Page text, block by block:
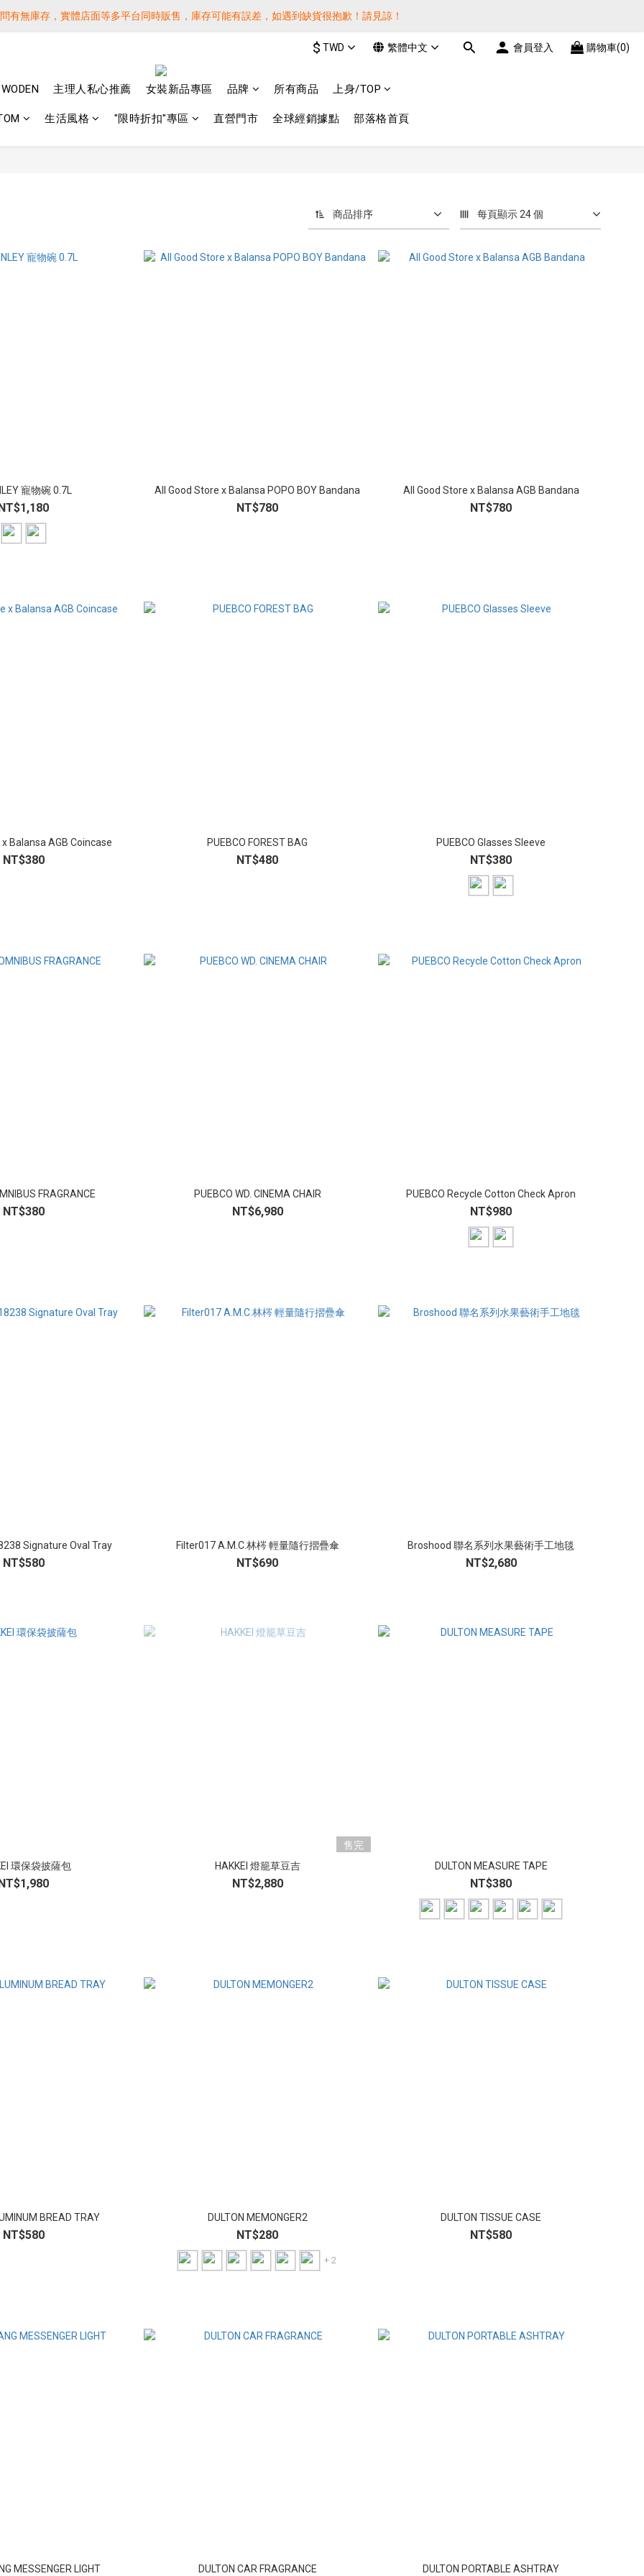
有無庫存，實體店面等多平台同時販售，庫存可能有誤差，如遇到缺貨很抱歉！請見諒！
有無庫存，實體店面等多平台同時販售，庫存可能有誤差，如遇到缺貨很抱歉！請見諒！
有無庫存，實體店面等多平台同時販售，庫存可能有誤差，如遇到缺貨很抱歉！請見諒！
$ TWD 繁體中文 會員登入 購物車(0)
WODEN 主理人私心推薦 女裝新品專區 品牌 所有商品 上身/TOP
生活風格 "限時折扣"專區 直營門市 全球經銷據點 部落格首頁
商品排序 每頁顯示 24 個
寵物碗 0.7L All Good Store x Balansa POPO BOY Bandana
NT$780
All Good Store x Balansa AGB Bandana
NT$780
Balansa AGB Coincase
NT$380
PUEBCO FOREST BAG
NT$480
PUEBCO Glasses Sleeve
NT$380
FRAGRANCE
NT$380
PUEBCO WD. CINEMA CHAIR
NT$6,980
PUEBCO Recycle Cotton Check Apron
NT$980
Signature Oval Tray
NT$580
Filter017 A.M.C.林梣 輕量隨行摺疊傘
NT$690
Broshood 聯名系列水果藝術手工地毯
NT$2,680
環保袋披薩包
售完
HAKKEI 燈籠草豆吉
NT$2,880
DULTON MEASURE TAPE
NT$380
BREAD TRAY
NT$580
DULTON MEMONGER2
NT$280
+ 2
DULTON TISSUE CASE
NT$580
MESSENGER LIGHT DULTON CAR FRAGRANCE DULTON PORTABLE ASHTRAY